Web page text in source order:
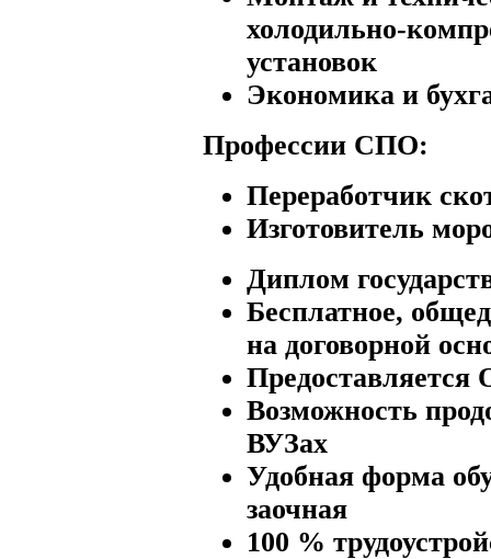
холодильно-
установок
Экономика и
Профессии СПО:
Переработчик
Изготовитель
Диплом
Бесплатное,
на договорной
Возможность
ВУЗах
Удобная форма
заочная
100 %